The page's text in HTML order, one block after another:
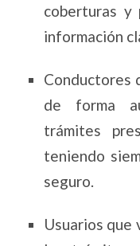
coberturas y
información
Conductores
de forma
trámites
teniendo
seguro.
Usuarios que